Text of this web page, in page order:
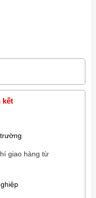
kết
giao hàng từ